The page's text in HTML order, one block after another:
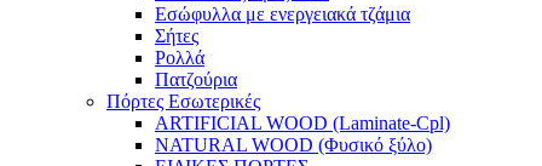
Εσώφυλλα με ενεργειακά τζάμια
Σήτες
Ρολλά
Πατζούρια
Πόρτες Εσωτερικές
ARTIFICIAL WOOD (Laminate-Cpl)
NATURAL WOOD (Φυσικό ξύλο)